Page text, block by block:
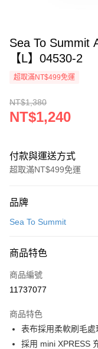
Sea To Summit
【L】04530-2
超取滿NT$499免運
NT$1,380
NT$1,240
付款與運送方式
超取滿NT$499免運
信用卡一次付款
LINE Pay
Apple Pay
悠遊付
Google Pay
品牌
Sea To Summit
商品特色
商品編號
11737077
商品特色
表布採用柔軟刷毛
採用 mini XPRESS